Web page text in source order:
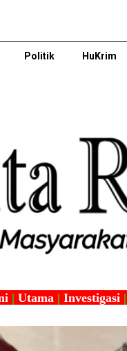
Politik HuKrim
| Utama | Investigasi |